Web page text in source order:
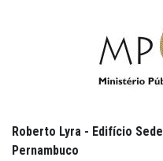
Roberto Lyra - Edifício
Pernambuco